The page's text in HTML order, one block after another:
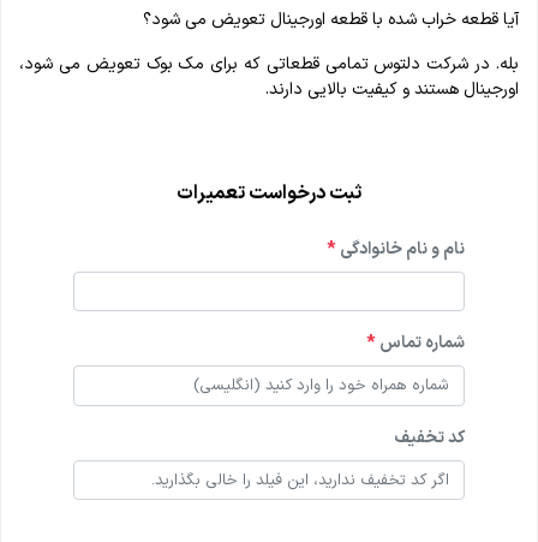
آیا قطعه خراب شده با قطعه اورجینال تعویض می شود؟
بله. در شرکت دلتوس تمامی قطعاتی که برای مک بوک تعویض می شود،
اورجینال هستند و کیفیت بالایی دارند.
ثبت درخواست تعمیرات
نام و نام خانوادگی *
شماره تماس *
کد تخفیف